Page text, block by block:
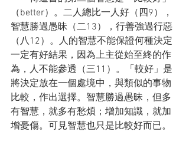
（better）。二人總比一人好（四9），
智慧勝過愚昧（二13），行善強過行惡
（八12）。人的智慧不能保證何種決定
一定有好結果，因為上主從始至終的作
為，人不能參透（三11）。「較好」是
將決定放在一個處境中，與類似的事物
比較，作出選擇。智慧勝過愚昧，但多
有智慧，就多有愁煩；增加知識，就加
增憂傷。可見智慧也只是比較好而已。